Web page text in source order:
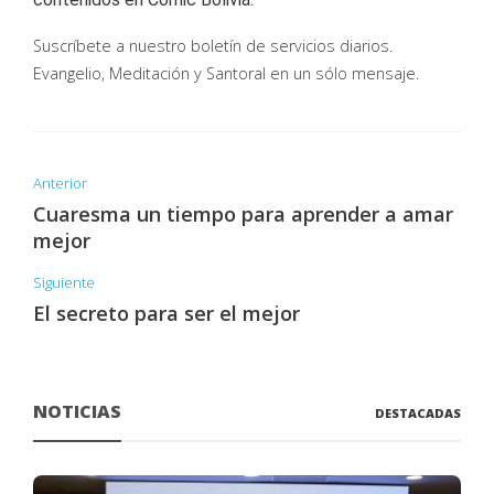
Suscríbete a nuestro boletín de servicios diarios.
Evangelio, Meditación y Santoral en un sólo mensaje.
Anterior
Cuaresma un tiempo para aprender a amar
mejor
Siguiente
El secreto para ser el mejor
NOTICIAS DESTACADAS